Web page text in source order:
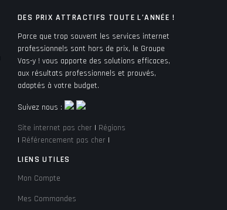
DES PRIX ATTRACTIFS TOUTE L’ANNÉE !
Parce que trop souvent les services internet
professionnels sont hors de prix, le Groupe
Vas-y ! vous apporte des solutions efficaces,
aux résultats professionnels et prouvés,
adaptés à votre budget.
Suivez nous :
Site internet pas cher | Régions
| Référencement pas cher |
LIENS UTILES
Mon Compte
Mes Commandes